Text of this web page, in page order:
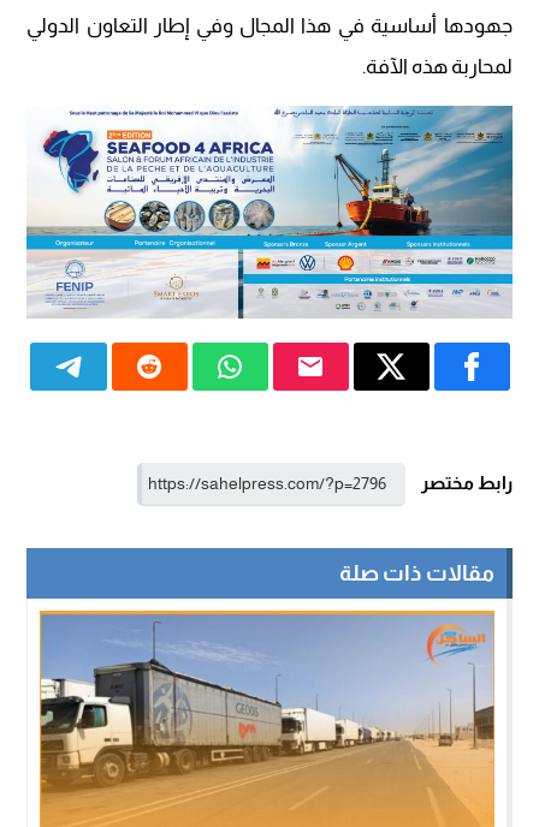
جهودها أساسية في هذا المجال وفي إطار التعاون الدولي
لمحاربة هذه الآفة.
رابط مختصر
مقالات ذات صلة